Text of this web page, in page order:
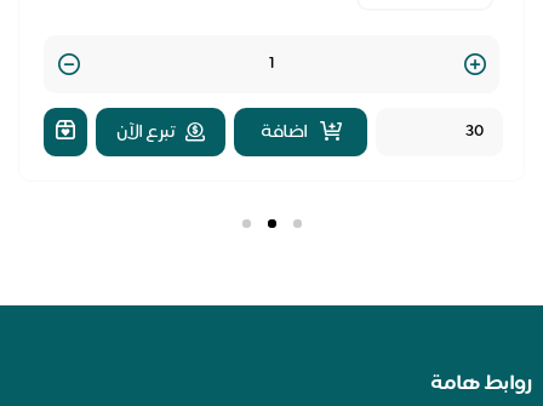
Quantity
اضافة
تبرع الآن
هامة